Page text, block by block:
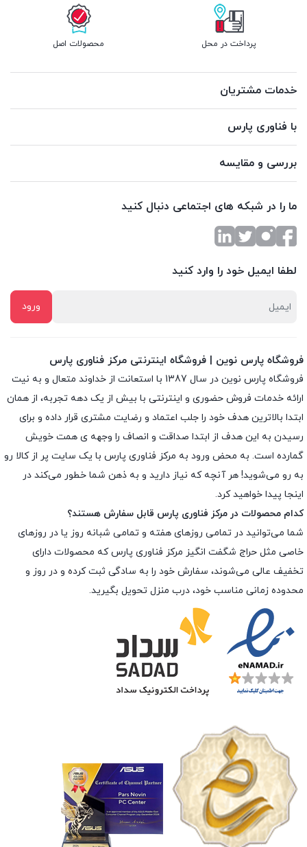
پرداخت در محل محصولات اصل
خدمات مشتریان
با فناوری پارس
بررسی و مقایسه
ما را در شبکه های اجتماعی دنبال کنید
لطفا ایمیل خود را وارد کنید
فروشگاه پارس نوین | فروشگاه اینترنتی مرکز فناوری پارس
فروشگاه پارس نوین در سال 1387 با استعانت از خداوند متعال و به نیت
ارائه خدمات فروش حضوری و اینترنتی با بیش از یک دهه تجربه، از همان
ابتدا بالاترین هدف خود را جلب اعتماد و رضایت مشتری قرار داده و براى
رسیدن به این هدف از ابتدا صداقت و انصاف را وجهه ى همت خویش
گمارده است. به محض ورود به مرکز فناوری پارس با یک سایت پر از کالا رو
به رو می‌شوید! هر آنچه که نیاز دارید و به ذهن شما خطور می‌کند در
اینجا پیدا خواهید کرد.
کدام محصولات در مرکز فناوری پارس قابل سفارش هستند؟
شما می‌توانید در تمامی روزهای هفته و تمامی شبانه روز یا در روزهای
خاصی مثل حراج شگفت انگیز مرکز فناوری پارس که محصولات دارای
تخفیف عالی می‌شوند، سفارش خود را به سادگی ثبت کرده و در روز و
محدوده زمانی مناسب خود، درب منزل تحویل بگیرید.